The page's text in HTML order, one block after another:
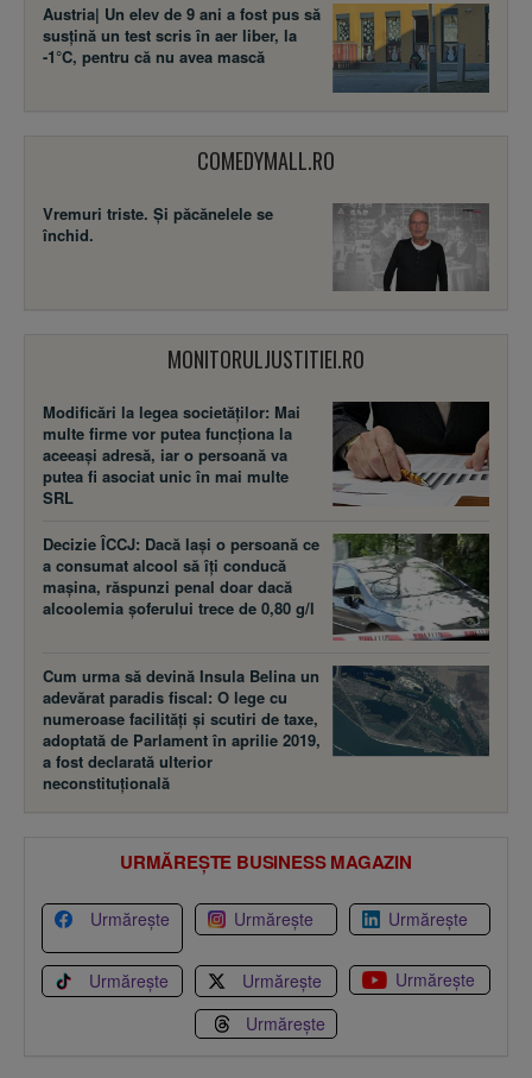
Austria| Un elev de 9 ani a fost pus să
susţină un test scris în aer liber, la
-1°C, pentru că nu avea mască
COMEDYMALL.RO
Vremuri triste. Şi păcănelele se
închid.
MONITORULJUSTITIEI.RO
Modificări la legea societăţilor: Mai
multe firme vor putea funcţiona la
aceeaşi adresă, iar o persoană va
putea fi asociat unic în mai multe
SRL
Decizie ÎCCJ: Dacă laşi o persoană ce
a consumat alcool să îţi conducă
maşina, răspunzi penal doar dacă
alcoolemia şoferului trece de 0,80 g/l
Cum urma să devină Insula Belina un
adevărat paradis fiscal: O lege cu
numeroase facilităţi şi scutiri de taxe,
adoptată de Parlament în aprilie 2019,
a fost declarată ulterior
neconstituţională
URMĂREȘTE BUSINESS MAGAZIN
Urmărește Urmărește Urmărește
Urmărește Urmărește
Urmărește
Urmărește